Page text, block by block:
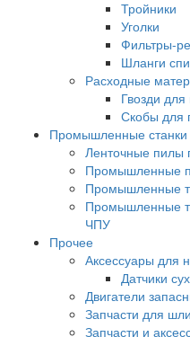
Тройники
Уголки
Фильтры-
Шланги
Расходные
Гвозди
Скобы для
Промышленные станки
Ленточные
Промышленные
Промышленные
Промышленные
ЧПУ
Прочее
Аксессуары для
Датчики
Двигатели
Запчасти для
Запчасти и